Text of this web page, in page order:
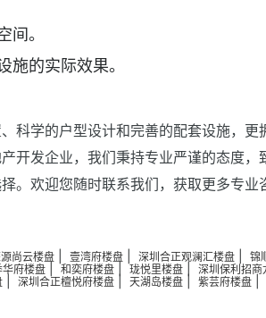
间。
的实际效果。
科学的户型设计和完善的配套设施，更
开发企业，我们秉持专业严谨的态度，
。欢迎您随时联系我们，获取更多专业
尚云楼盘 壹湾府楼盘 深圳合正观澜汇楼盘
锦
府楼盘 |和奕府楼盘 |珑悦里楼盘
深圳保利招商
深圳合正檀悦府楼盘 | 天湖岛楼盘 | 紫芸府楼盘